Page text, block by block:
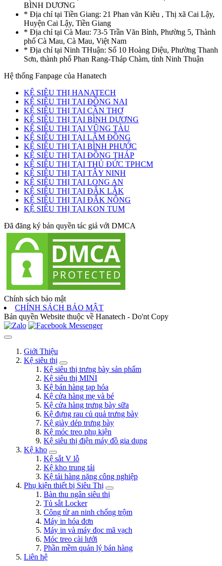
BÌNH DƯƠNG
* Địa chỉ tại Tiền Giang: 21 Phan văn Kiêu , Thị xã Cai Lậy,
Huyện Cai Lậy, Tiền Giang
* Địa chỉ tại Cà Mau: 73-5 Trần Văn Bình, Phường 5, Thành
phố Cà Mau, Cà Mau, Việt Nam
* Địa chỉ tại Ninh THuận: Số 10 Hoàng Diệu, Phường Thanh
Sơn, thành phố Phan Rang-Tháp Chàm, tỉnh Ninh Thuận
Hệ thống Fanpage của Hanatech
KỆ SIÊU THỊ HANATECH
KỆ SIÊU THỊ TẠI ĐỒNG NAI
KỆ SIÊU THỊ TẠI CẦN THƠ
KỆ SIÊU THỊ TẠI BÌNH DƯƠNG
KỆ SIÊU THỊ TẠI VŨNG TÀU
KỆ SIÊU THỊ TẠI LÂM ĐỒNG
KỆ SIÊU THỊ TẠI BÌNH PHƯỚC
KỆ SIÊU THỊ TẠI ĐỒNG THÁP
KỆ SIÊU THỊ TẠI THỦ ĐỨC TPHCM
KỆ SIÊU THỊ TẠI TÂY NINH
KỆ SIÊU THỊ TẠI LONG AN
KỆ SIÊU THỊ TẠI ĐẮK LẮK
KỆ SIÊU THỊ TẠI ĐẮK NÔNG
KỆ SIÊU THỊ TẠI KON TUM
Đã đăng ký bản quyền tác giả với DMCA
Chính sách bảo mật
CHÍNH SÁCH BẢO MẬT
Bản quyền Website thuộc về Hanatech - Do'nt Copy
Giới Thiệu
Kệ siêu thị
Kệ siêu thị trưng bày sản phẩm
Kệ siêu thị MINI
Kệ bán hàng tạp hóa
Kệ cửa hàng mẹ và bé
Kệ cửa hàng trưng bày sữa
Kệ đựng rau củ quả trưng bày
Kệ giày dép trưng bày
Kệ móc treo phụ kiện
Kệ siêu thị điện máy đồ gia dụng
Kệ kho
Kệ sắt V lỗ
Kệ kho trung tải
Kệ tải hàng nặng công nghiệp
Phụ kiện thiết bị Siêu Thị
Bàn thu ngân siêu thị
Tủ sắt Locker
Công từ an ninh chống trộm
Máy in hóa đơn
Máy in và máy đọc mã vạch
Móc treo cài lưới
Phần mềm quản lý bán hàng
Liên hệ